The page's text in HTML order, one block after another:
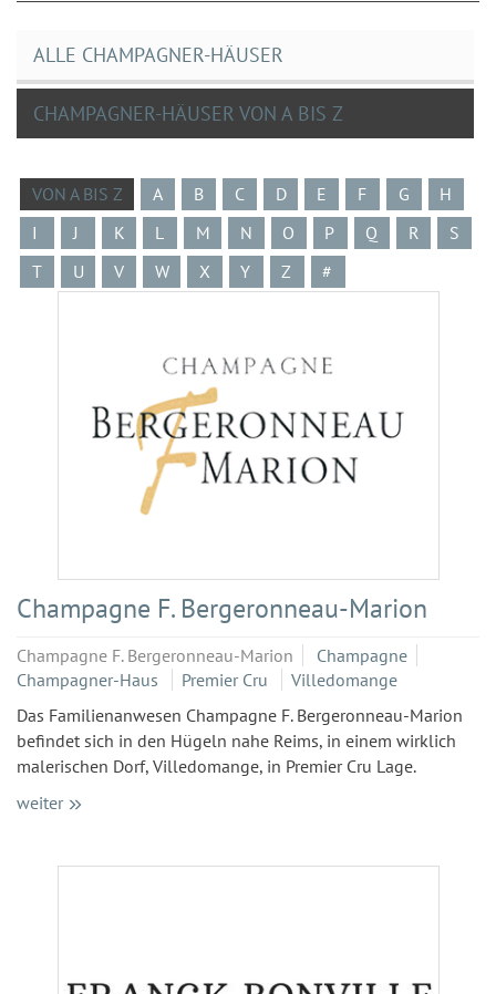
ALLE CHAMPAGNER-HÄUSER
CHAMPAGNER-HÄUSER VON A BIS Z
VON A BIS Z A B C D E F G
H
I
J K L M N O P Q R
S
T
U V W X Y Z #
Champagne F. Bergeronneau-Marion
Champagne F. Bergeronneau-Marion
Champagne
Champagner-Haus
Premier Cru
Villedomange
Das Familienanwesen Champagne F. Bergeronneau-Marion
befindet sich in den Hügeln nahe Reims, in einem wirklich
malerischen Dorf, Villedomange, in Premier Cru Lage.
weiter